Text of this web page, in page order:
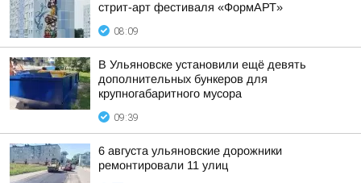
стрит-арт фестиваля «ФормАРТ»
08:09
В Ульяновске установили ещё девять
дополнительных бункеров для
крупногабаритного мусора
09:39
6 августа ульяновские дорожники
ремонтировали 11 улиц